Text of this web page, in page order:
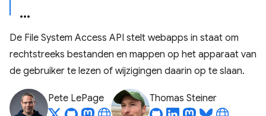
De File System Access API stelt webapps in staat om
rechtstreeks bestanden en mappen op het apparaat van
de gebruiker te lezen of wijzigingen daarin op te slaan.
Pete LePage Thomas Steiner